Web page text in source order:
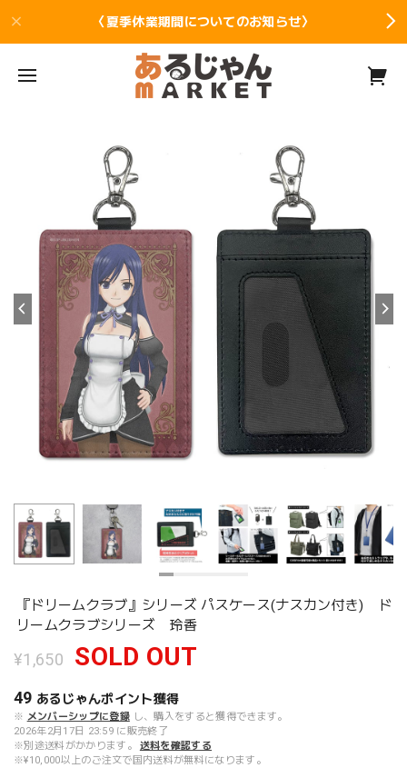
〈夏季休業期間についてのお知らせ〉
『ドリームクラブ』シリーズ パスケース(ナスカン付き) ド
リームクラブシリーズ 玲香
¥1,650 SOLD OUT
49 あるじゃんポイント獲得
※ メンバーシップに登録 し、購入をすると獲得できます。
2026年2月17日 23:59 に販売終了
※別途送料がかかります。
送料を確認する
※¥10,000以上のご注文で国内送料が無料になります。